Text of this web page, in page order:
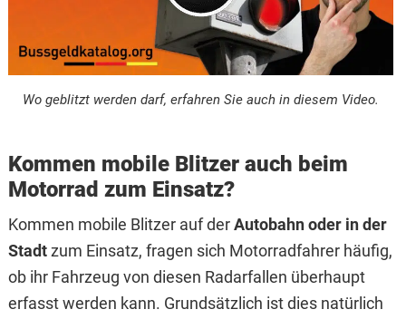
Wo geblitzt werden darf, erfahren Sie auch in diesem Video.
Kommen mobile Blitzer auch beim
Motorrad zum Einsatz?
Kommen mobile Blitzer auf derAutobahn oder in der
Stadtzum Einsatz, fragen sich Motorradfahrer häufig,
ob ihr Fahrzeug von diesen Radarfallen überhaupt
erfasst werden kann. Grundsätzlich ist dies natürlich